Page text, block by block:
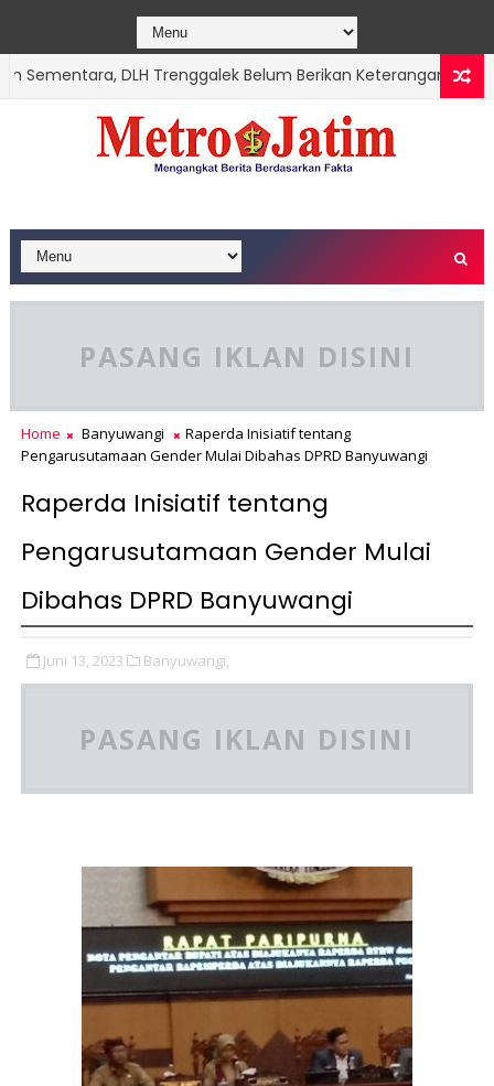
DLH Trenggalek Belum Berikan Keterangan
PASANG IKLAN DISINI
Home Banyuwangi
Raperda Inisiatif tentang
Pengarusutamaan Gender Mulai Dibahas DPRD Banyuwangi
Raperda Inisiatif tentang
Pengarusutamaan Gender Mulai
Dibahas DPRD Banyuwangi
Juni 13, 2023 Banyuwangi,
PASANG IKLAN DISINI